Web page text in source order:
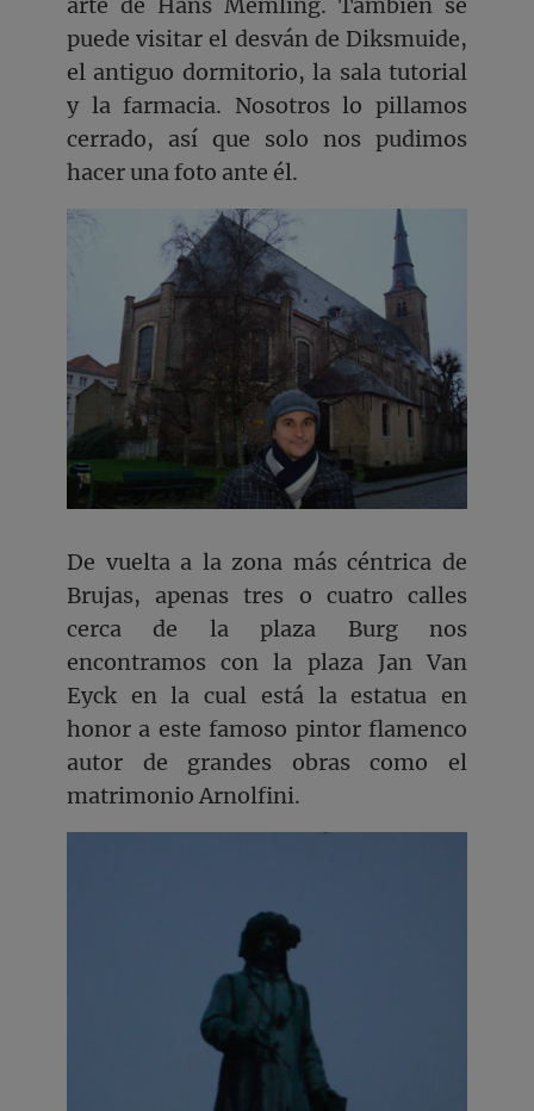
puede visitar el desván de Diksmuide,
el antiguo dormitorio, la sala tutorial
y la farmacia. Nosotros lo pillamos
cerrado, así que solo nos pudimos
hacer una foto ante él.
De vuelta a la zona más céntrica de
Brujas, apenas tres o cuatro calles
cerca de la plaza Burg nos
encontramos con la plaza Jan Van
Eyck en la cual está la estatua en
honor a este famoso pintor flamenco
autor de grandes obras como el
matrimonio Arnolfini.